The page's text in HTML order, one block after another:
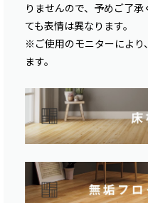
りませんので、予めご了
ても表情は異なります。
※ご使用のモニターにより
ます。